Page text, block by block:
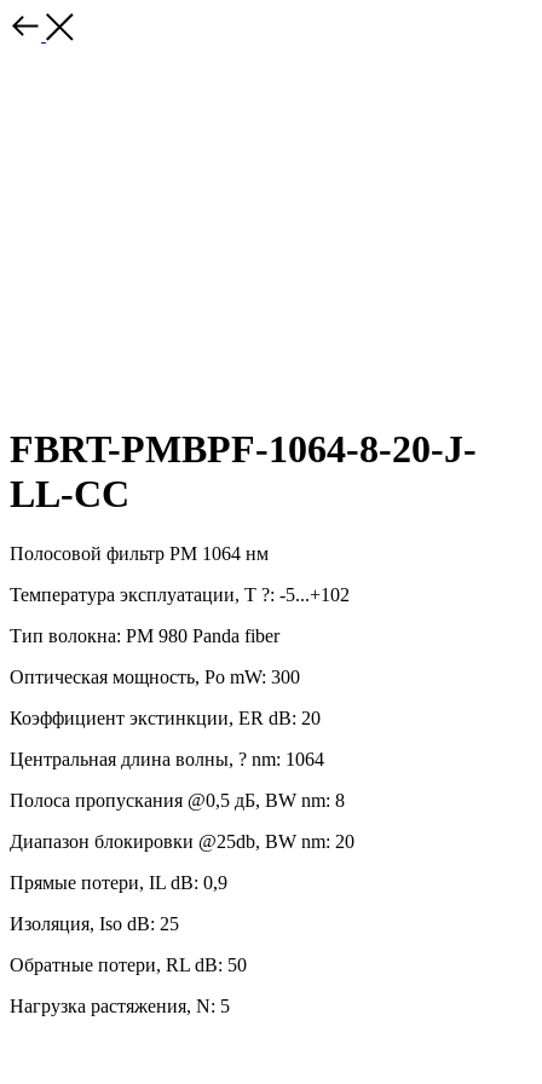
FBRT-PMBPF-1064-8-20-J-
LL-CC
Полосовой фильтр PM 1064 нм
Температура эксплуатации, T ?: -5...+102
Тип волокна: PM 980 Panda fiber
Оптическая мощность, Po mW: 300
Коэффициент экстинкции, ER dB: 20
Центральная длина волны, ? nm: 1064
Полоса пропускания @0,5 дБ, BW nm: 8
Диапазон блокировки @25db, BW nm: 20
Прямые потери, IL dB: 0,9
Изоляция, Iso dB: 25
Обратные потери, RL dB: 50
Нагрузка растяжения, N: 5